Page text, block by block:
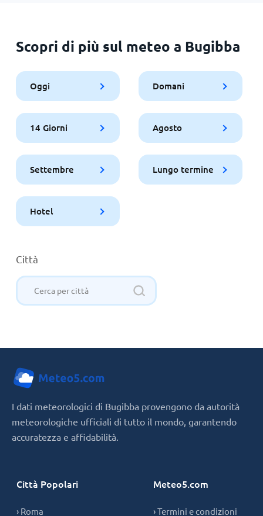
Scopri di più sul meteo a Bugibba
Oggi Domani
14 Giorni Agosto
Settembre Lungo termine
Hotel
Città
I dati meteorologici di Bugibba provengono da autorità
meteorologiche ufficiali di tutto il mondo, garantendo
accuratezza e affidabilità.
Città Popolari
› Roma
Meteo5.com
› Termini e condizioni